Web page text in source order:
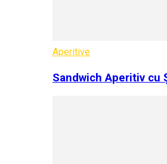
Aperitive
Sandwich Aperitiv cu